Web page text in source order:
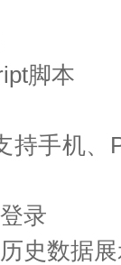
脚本
持手机、
录
史数据